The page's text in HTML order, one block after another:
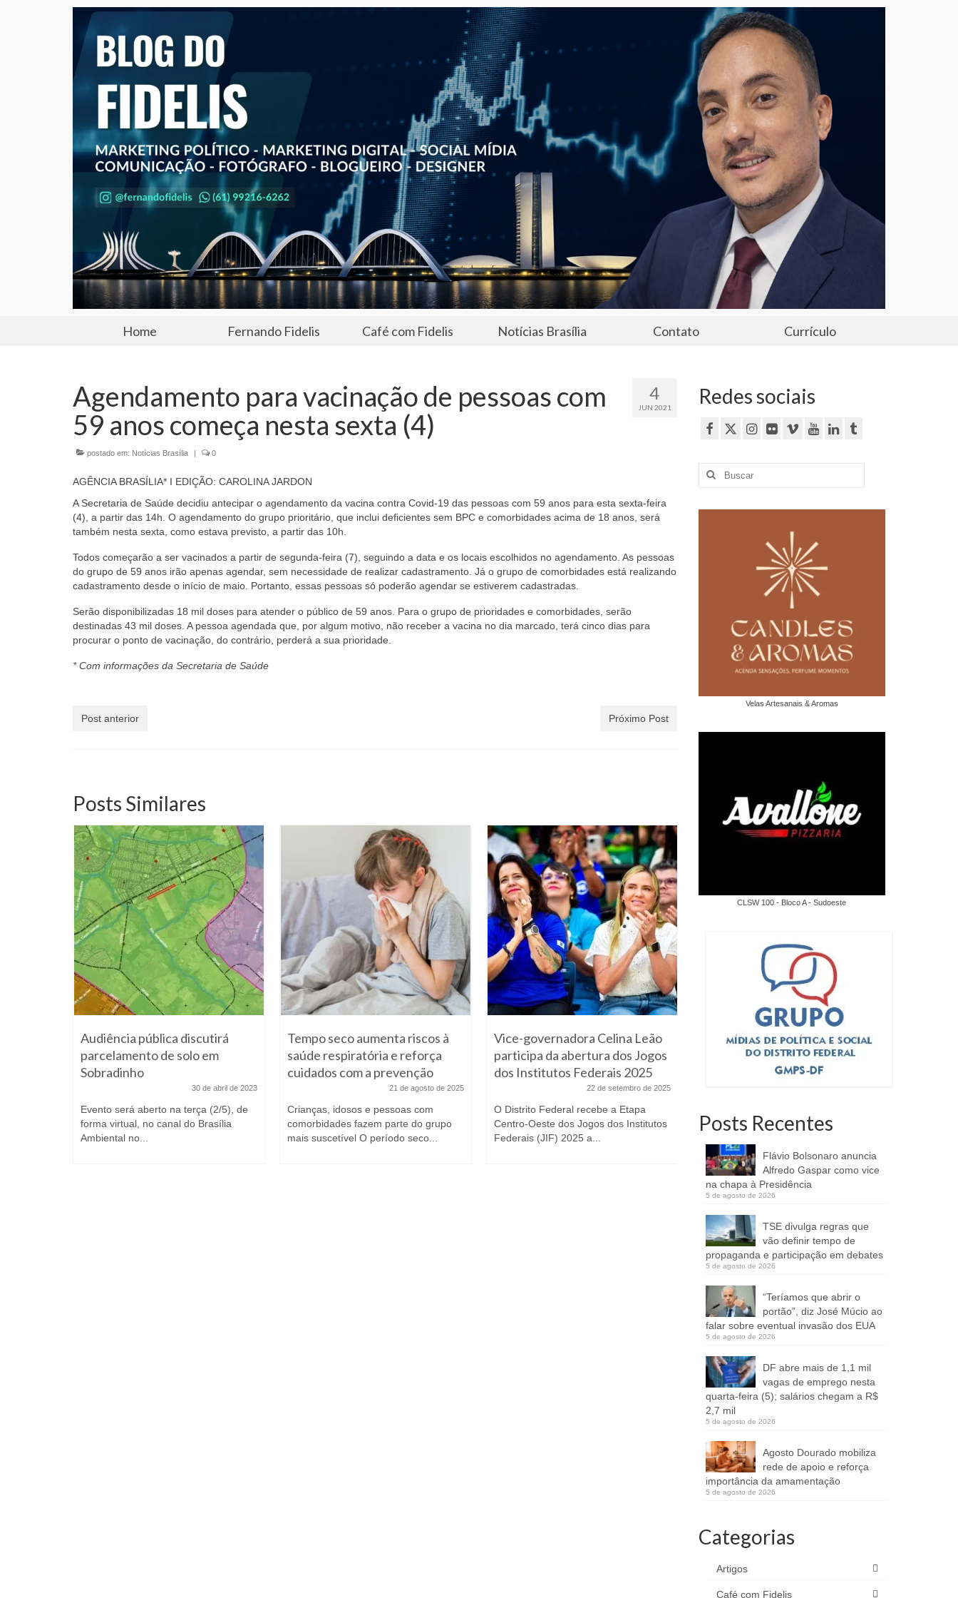
Home Fernando Fidelis Café com Fidelis Notícias Brasília Contato Currículo
4
JUN 2021
Agendamento para vacinação de pessoas com
59 anos começa nesta sexta (4)
postado em: Notícias Brasília | 0
AGÊNCIA BRASÍLIA* I EDIÇÃO: CAROLINA JARDON
A Secretaria de Saúde decidiu antecipar o agendamento da vacina contra Covid-19 das pessoas com 59 anos para esta sexta-feira
(4), a partir das 14h. O agendamento do grupo prioritário, que inclui deficientes sem BPC e comorbidades acima de 18 anos, será
também nesta sexta, como estava previsto, a partir das 10h.
Todos começarão a ser vacinados a partir de segunda-feira (7), seguindo a data e os locais escolhidos no agendamento. As pessoas
do grupo de 59 anos irão apenas agendar, sem necessidade de realizar cadastramento. Já o grupo de comorbidades está realizando
cadastramento desde o início de maio. Portanto, essas pessoas só poderão agendar se estiverem cadastradas.
Serão disponibilizadas 18 mil doses para atender o público de 59 anos. Para o grupo de prioridades e comorbidades, serão
destinadas 43 mil doses. A pessoa agendada que, por algum motivo, não receber a vacina no dia marcado, terá cinco dias para
procurar o ponto de vacinação, do contrário, perderá a sua prioridade.
* Com informações da Secretaria de Saúde
Post anterior Próximo Post
Posts Similares
Audiência pública discutirá
parcelamento de solo em
Sobradinho
30 de abril de 2023
Evento será aberto na terça (2/5), de
forma virtual, no canal do Brasília
Ambiental no...
Tempo seco aumenta riscos à
saúde respiratória e reforça
cuidados com a prevenção
21 de agosto de 2025
Crianças, idosos e pessoas com
comorbidades fazem parte do grupo
mais suscetível O período seco...
Vice-governadora Celina Leão
participa da abertura dos Jogos
dos Institutos Federais 2025
22 de setembro de 2025
O Distrito Federal recebe a Etapa
Centro-Oeste dos Jogos dos Institutos
Federais (JIF) 2025 a...
Voluntária do SAV doa ar
condicionado à ala psiquiátrica
colaboradores e pacientes. Por
demonstração...
Redes sociais
Buscar
Velas Artesanais & Aromas
CLSW 100 - Bloco A - Sudoeste
Posts Recentes
Flávio Bolsonaro anuncia
Alfredo Gaspar como vice
na chapa à Presidência
5 de agosto de 2026
TSE divulga regras que
vão definir tempo de
propaganda e participação em debates
5 de agosto de 2026
“Teríamos que abrir o
portão”, diz José Múcio ao
falar sobre eventual invasão dos EUA
5 de agosto de 2026
DF abre mais de 1,1 mil
vagas de emprego nesta
quarta-feira (5); salários chegam a R$
2,7 mil
5 de agosto de 2026
Agosto Dourado mobiliza
rede de apoio e reforça
importância da amamentação
5 de agosto de 2026
Categorias
Artigos
Café com Fidelis